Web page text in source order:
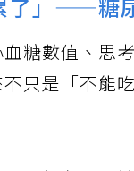
了」——糖
糖數值、思
只是「不能